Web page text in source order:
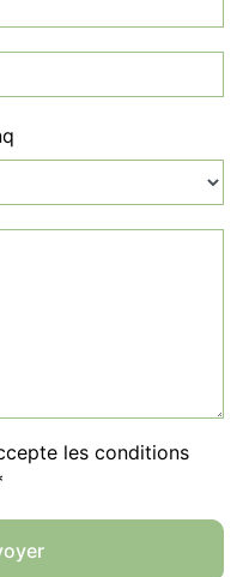
les conditions